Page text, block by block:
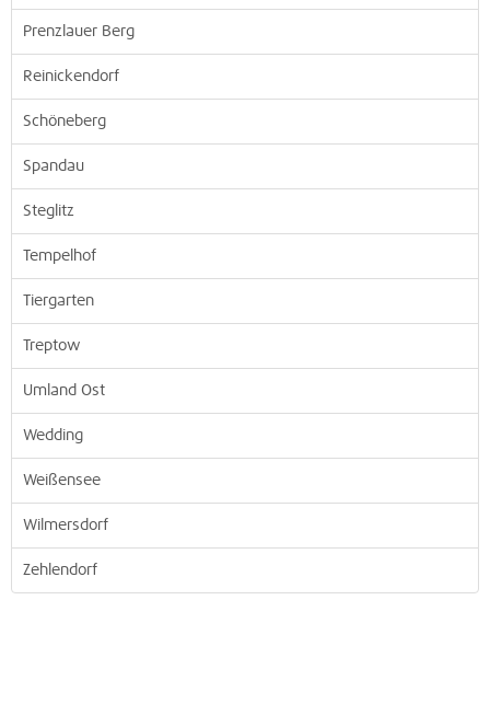
Prenzlauer Berg
Reinickendorf
Schöneberg
Spandau
Steglitz
Tempelhof
Tiergarten
Treptow
Umland Ost
Wedding
Weißensee
Wilmersdorf
Zehlendorf